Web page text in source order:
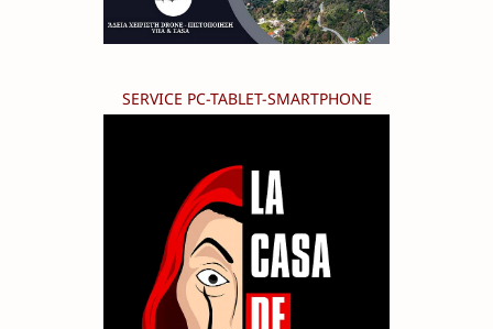
SERVICE PC-TABLET-SMARTPHONE